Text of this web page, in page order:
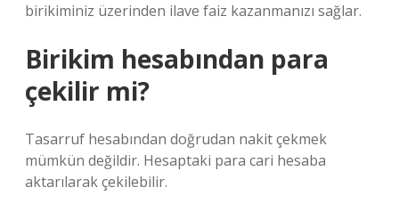
birikiminiz üzerinden ilave faiz kazanmanızı sağlar.
Birikim hesabından para
çekilir mi?
Tasarruf hesabından doğrudan nakit çekmek
mümkün değildir. Hesaptaki para cari hesaba
aktarılarak çekilebilir.